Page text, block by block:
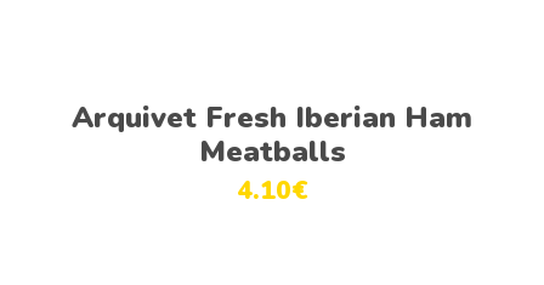
Adicionar
Arquivet Fresh Iberian Ham
Meatballs
4.10€